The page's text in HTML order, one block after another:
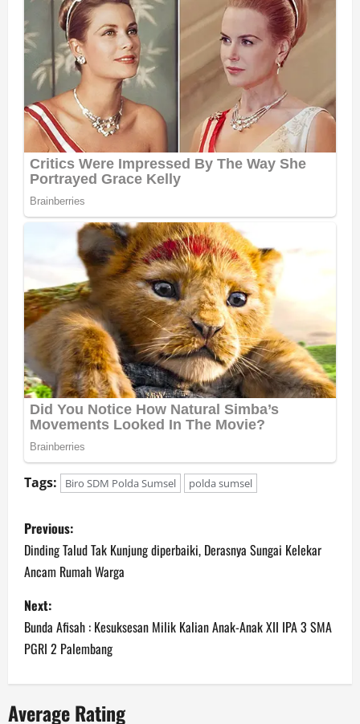
Tags: Biro SDM Polda Sumsel polda sumsel
P
o
s
t
n
a
Previous:
Dinding Talud Tak Kunjung diperbaiki, Derasnya Sungai Kelekar
Ancam Rumah Warga
Next:
Bunda Afisah : Kesuksesan Milik Kalian Anak-Anak XII IPA 3 SMA
PGRI 2 Palembang
Average Rating